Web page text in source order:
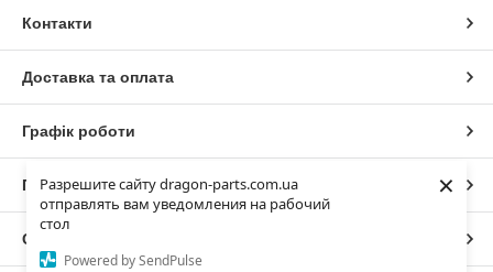
Разрешите сайту dragon-parts.com.ua
отправлять вам уведомления на рабочий
стол
Powered by SendPulse
×
Контакти
Доставка та оплата
Графік роботи
Повна версія сайту
Сайт створено на маркетплейсі